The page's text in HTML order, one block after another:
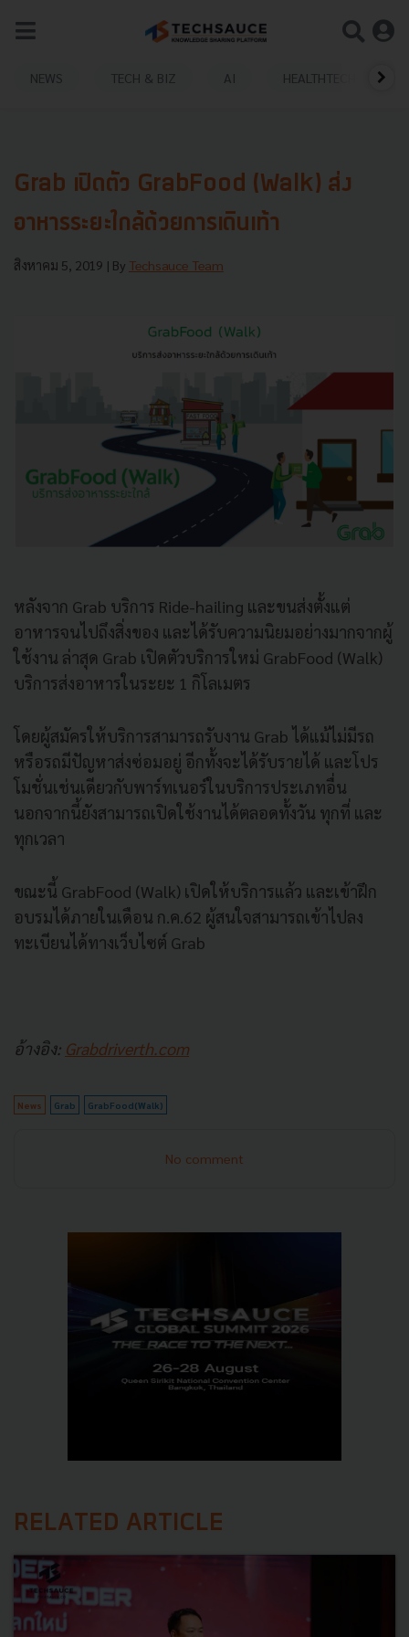
NEWS TECH & BIZ AI HEALTHTECH
Grab เปิดตัว GrabFood (Walk) ส่ง
อาหารระยะใกล้ด้วยการเดินเท้า
สิงหาคม 5, 2019 | By Techsauce Team
หลังจาก Grab บริการ Ride-hailing และขนส่งตั้งแต่
อาหารจนไปถึงสิ่งของ และได้รับความนิยมอย่างมากจากผู้
ใช้งาน ล่าสุด Grab เปิดตัวบริการใหม่ GrabFood (Walk)
บริการส่งอาหารในระยะ 1 กิโลเมตร
โดยผู้สมัครให้บริการสามารถรับงาน Grab ได้แม้ไม่มีรถ
หรือรถมีปัญหาส่งซ่อมอยู่ อีกทั้งจะได้รับรายได้ และโปร
โมชั่นเช่นเดียวกับพาร์ทเนอร์ในบริการประเภทอื่น
นอกจากนี้ยังสามารถเปิดใช้งานได้ตลอดทั้งวัน ทุกที่ และ
ทุกเวลา
ขณะนี้ GrabFood (Walk) เปิดให้บริการแล้ว และเข้าฝึก
อบรมได้ภายในเดือน ก.ค.62 ผู้สนใจสามารถเข้าไปลง
ทะเบียนได้ทางเว็บไซต์ Grab
อ้างอิง: Grabdriverth.com
News Grab GrabFood(Walk)
No comment
RELATED ARTICLE